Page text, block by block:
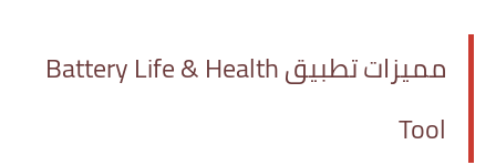
مميزات تطبيق Battery Life & Health
Tool